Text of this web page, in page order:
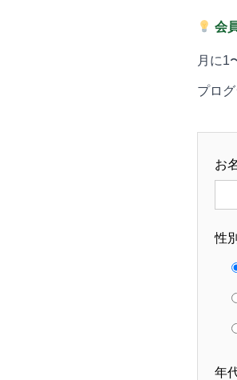
会
月に1
プロ
お
性
年